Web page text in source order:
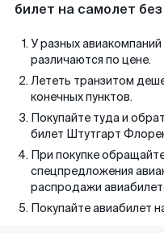
билет на самолет
У разных авиакомпаний
различаются по цене.
Лететь транзитом
конечных пунктов.
Покупайте туда и
билет Штутгарт
При покупке
спецпредложения
распродажи
Покупайте авиабилет